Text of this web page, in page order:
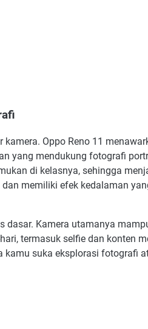
Oppo Reno 11
yang mendukung fotografi
di kelasnya, sehingga
memiliki efek kedalaman
dasar. Kamera utamanya
termasuk selfie dan konten
suka eksplorasi fotografi